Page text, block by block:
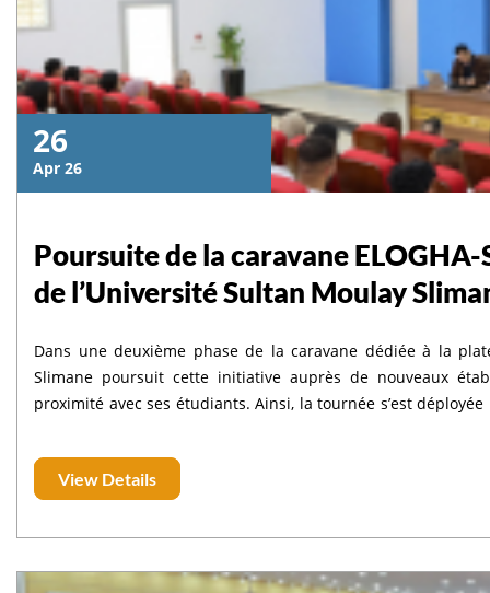
26
Apr 26
Poursuite de la caravane
de l’Université Sultan Moulay
Dans une deuxième phase de la caravane dédiée à la
Slimane poursuit cette initiative auprès de nouveaux
proximité avec ses étudiants. Ainsi, la tournée s’est déployée le mercredi 15 avril 2026 à l’Ecole Supérieure de
Nationale des Sciences Appliquées de Béni Mellal
Faculté Polydisciplinaire de Béni Mellal (FPBM) et à l’École
View Details